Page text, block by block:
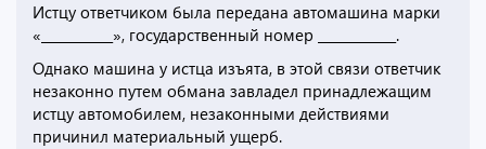
Истцу ответчиком была передана автомашина марки
«___________», государственный номер ____________.
Однако машина у истца изъята, в этой связи ответчик
незаконно путем обмана завладел принадлежащим
истцу автомобилем, незаконными действиями
причинил материальный ущерб.